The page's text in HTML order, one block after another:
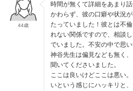
44歳
時間が無くて詳細をあまり
かわらず、彼の口癖や状況
たっていました！彼とは不
れない関係ですので、相談
でいました。不安の中で思
神谷先生は偏見なども無く
聞いてくださいました。
ここは良いけどここは悪い
いという感じにハッキリと